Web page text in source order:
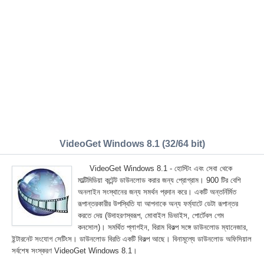
VideoGet Windows 8.1 (32/64 bit)
VideoGet Windows 8.1 - হোস্টিং এবং সেবা থেকে
মাল্টিমিডিয়া কন্টেন্ট ডাউনলোড করার জন্য প্রোগ্রাম। 900 টির বেশি
অনলাইন সংস্থানের জন্য সমর্থন প্রদান করে। একটি অন্তর্নির্মিত
রূপান্তরকারীর উপস্থিতি যা আপনাকে অন্য ফর্ম্যাটে ডেটা রূপান্তর
করতে দেয় (উদাহরণস্বরূপ, মোবাইল ডিভাইস, পোর্টেবল গেম
কনসোল)। সমর্থিত প্লাগইন, বিরাম বিকল্প সঙ্গে ডাউনলোড ম্যানেজার,
ইন্টারনেট সংযোগ সেটিংস। ডাউনলোড বিরতি একটি বিকল্প আছে। বিনামূল্যে ডাউনলোড অফিসিয়াল
সর্বশেষ সংস্করণ VideoGet Windows 8.1।